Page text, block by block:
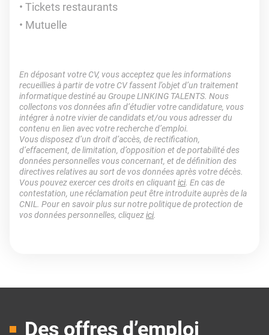
Tickets restaurants
Mutuelle
En déposant votre CV, vous acceptez que les informations
recueillies à partir de votre CV fassent l’objet d’un traitement
informatique destiné au Groupe LINKING TALENTS. Nous
collectons vos données afin d’étudier votre candidature, vous
intégrer à notre vivier de candidats et/ou vous adresser du
contenu en lien avec votre recherche d’emploi.
Vous disposez d’un droit d’accès, de rectification,
d’effacement, de limitation, d’opposition et de portabilité des
données personnelles vous concernant, et de définition des
directives relatives au sort de vos données après votre décès.
Vous pouvez exercer ces droits en cliquantici. En cas de
contestation, une réclamation peut être introduite auprès de la
CNIL. Pour en savoir plus sur notre politique de protection de
vos données personnelles, cliquezici.
Des offres d’emploi